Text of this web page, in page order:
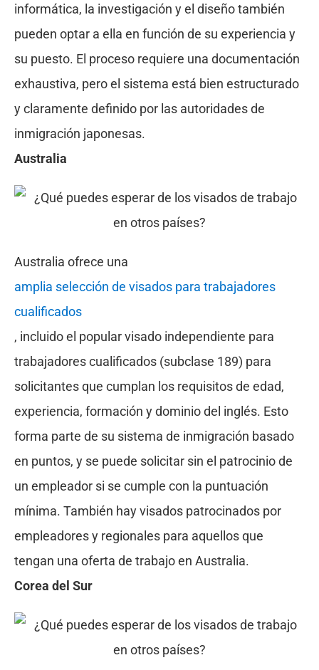
informática, la investigación y el diseño también
pueden optar a ella en función de su experiencia y
su puesto. El proceso requiere una documentación
exhaustiva, pero el sistema está bien estructurado
y claramente definido por las autoridades de
inmigración japonesas.
Australia
Australia ofrece una
amplia selección de visados para trabajadores
cualificados
, incluido el popular visado independiente para
trabajadores cualificados (subclase 189) para
solicitantes que cumplan los requisitos de edad,
experiencia, formación y dominio del inglés. Esto
forma parte de su sistema de inmigración basado
en puntos, y se puede solicitar sin el patrocinio de
un empleador si se cumple con la puntuación
mínima. También hay visados patrocinados por
empleadores y regionales para aquellos que
tengan una oferta de trabajo en Australia.
Corea del Sur